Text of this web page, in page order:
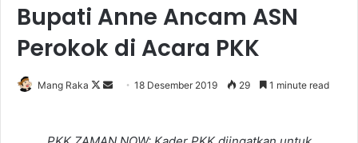
Bupati Anne Ancam ASN
Perokok di Acara PKK
Mang Raka
Follow
Send18 Desember 2019 29 1 minute read